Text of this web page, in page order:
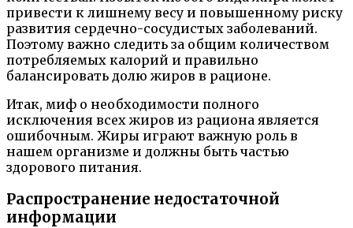
привести к лишнему весу и повышенному риску
развития сердечно-сосудистых заболеваний.
Поэтому важно следить за общим количеством
потребляемых калорий и правильно
балансировать долю жиров в рационе.
Итак, миф о необходимости полного
исключения всех жиров из рациона является
ошибочным. Жиры играют важную роль в
нашем организме и должны быть частью
здорового питания.
Распространение недостаточной
информации